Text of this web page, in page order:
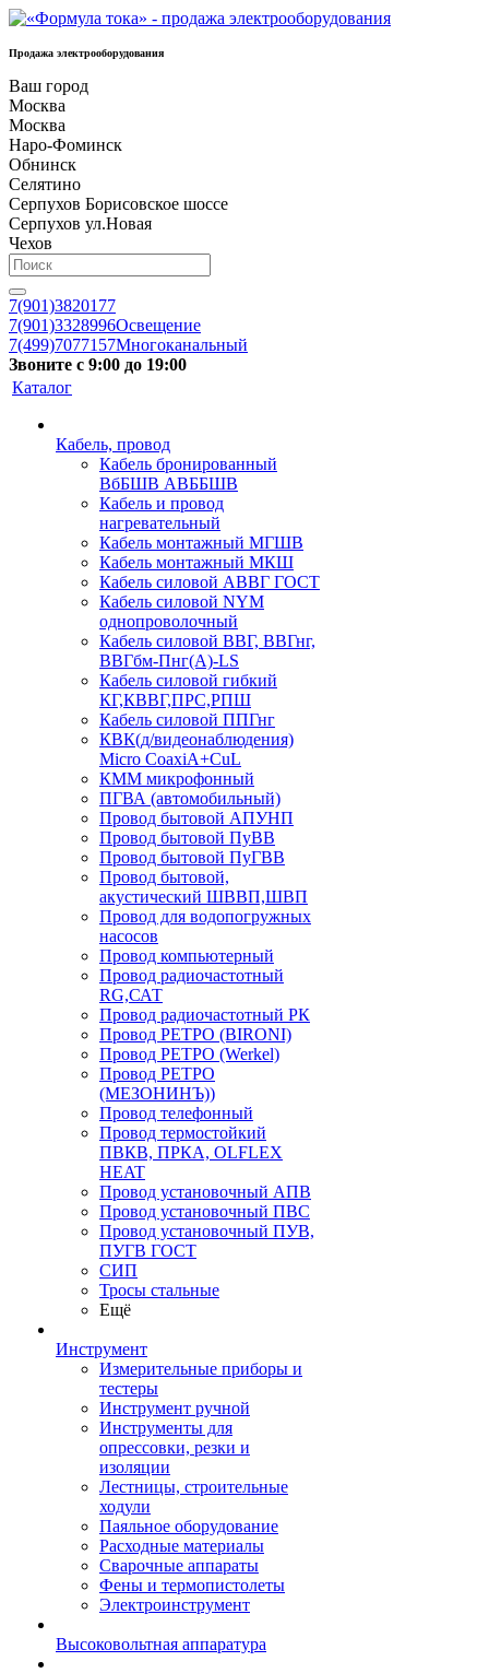
Продажа электрооборудования
Ваш город
Москва
Москва
Наро-Фоминск
Обнинск
Селятино
Серпухов Борисовское шоссе
Серпухов ул.Новая
Чехов
7(901)3820177
7(901)3328996Освещение
7(499)7077157Многоканальный
Звоните с 9:00 до 19:00
Каталог
Кабель, провод
Кабель бронированный
ВбБШВ АВББШВ
Кабель и провод
нагревательный
Кабель монтажный МГШВ
Кабель монтажный МКШ
Кабель силовой АВВГ ГОСТ
Кабель силовой NYM
однопроволочный
Кабель силовой ВВГ, ВВГнг,
ВВГбм-Пнг(А)-LS
Кабель силовой гибкий
КГ,КВВГ,ПРС,РПШ
Кабель силовой ППГнг
КВК(д/видеонаблюдения)
Micro CoaxiA+CuL
КММ микрофонный
ПГВА (автомобильный)
Провод бытовой АПУНП
Провод бытовой ПуВВ
Провод бытовой ПуГВВ
Провод бытовой,
акустический ШВВП,ШВП
Провод для водопогружных
насосов
Провод компьютерный
Провод радиочастотный
RG,САТ
Провод радиочастотный РК
Провод РЕТРО (BIRONI)
Провод РЕТРО (Werkel)
Провод РЕТРО
(МЕЗОНИНЪ))
Провод телефонный
Провод термостойкий
ПВКВ, ПРКА, OLFLEX
HEAT
Провод установочный АПВ
Провод установочный ПВС
Провод установочный ПУВ,
ПУГВ ГОСТ
СИП
Тросы стальные
Ещё
Инструмент
Измерительные приборы и
тестеры
Инструмент ручной
Инструменты для
опрессовки, резки и
изоляции
Лестницы, строительные
ходули
Паяльное оборудование
Расходные материалы
Сварочные аппараты
Фены и термопистолеты
Электроинструмент
Высоковольтная аппаратура